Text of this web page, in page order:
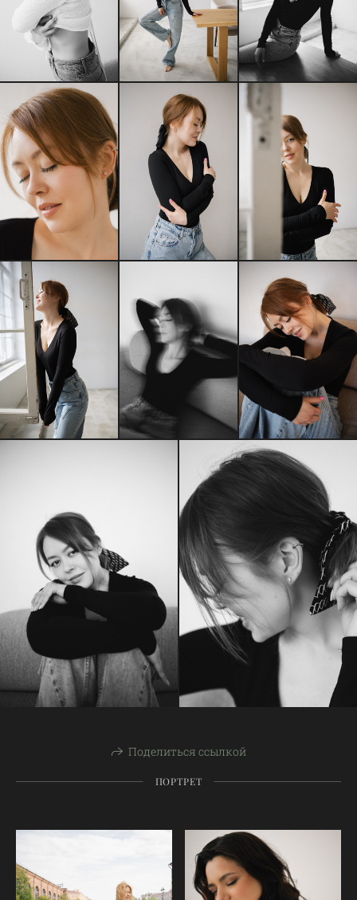
Поделиться ссылкой
ПОРТРЕТ